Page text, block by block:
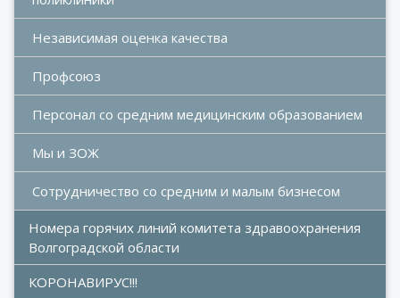
Независимая оценка качества
Профсоюз
Персонал со средним медицинским образованием
Мы и ЗОЖ
Сотрудничество со средним и малым бизнесом
Номера горячих линий комитета здравоохранения
Волгоградской области
КОРОНАВИРУС!!!